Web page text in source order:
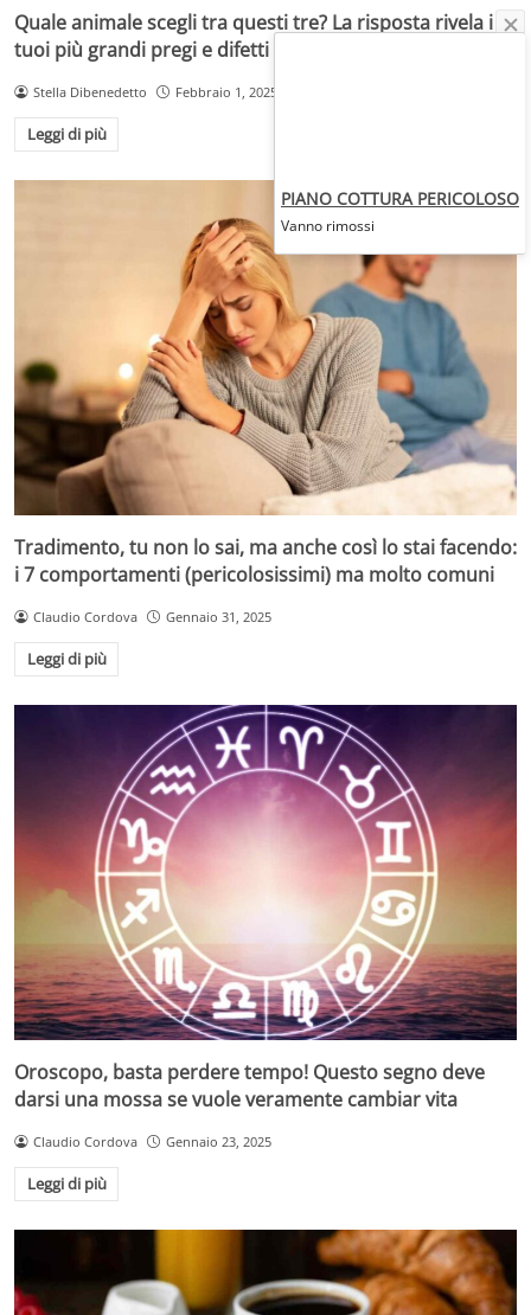
Quale animale scegli tra questi tre? La risposta rivela i
tuoi più grandi pregi e difetti
Stella Dibenedetto Febbraio 1, 2025
Leggi di più
Tradimento, tu non lo sai, ma anche così lo stai facendo:
i 7 comportamenti (pericolosissimi) ma molto comuni
Claudio Cordova Gennaio 31, 2025
Leggi di più
Oroscopo, basta perdere tempo! Questo segno deve
darsi una mossa se vuole veramente cambiar vita
Claudio Cordova Gennaio 23, 2025
Leggi di più
PIANO COTTURA PERICOLOSO
Vanno rimossi